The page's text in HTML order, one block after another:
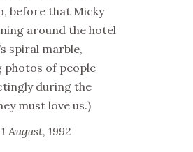
before that Micky
around the hotel
spiral marble,
photos of people
during the
must love us.)
August, 1992